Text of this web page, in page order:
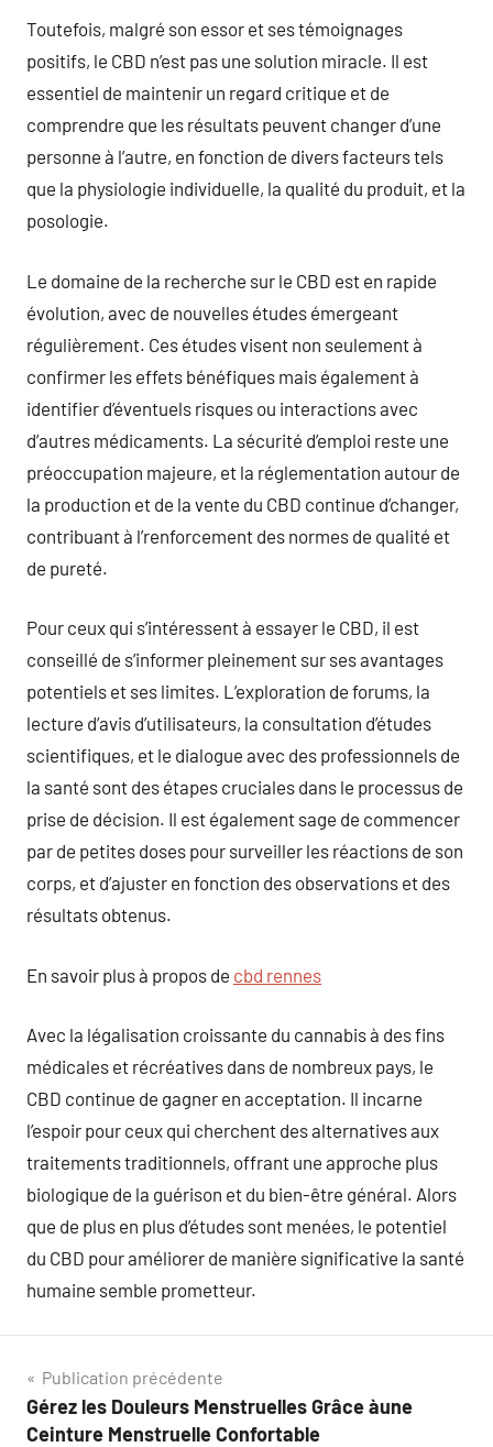
Toutefois, malgré son essor et ses témoignages
positifs, le CBD n’est pas une solution miracle. Il est
essentiel de maintenir un regard critique et de
comprendre que les résultats peuvent changer d’une
personne à l’autre, en fonction de divers facteurs tels
que la physiologie individuelle, la qualité du produit, et la
posologie.
Le domaine de la recherche sur le CBD est en rapide
évolution, avec de nouvelles études émergeant
régulièrement. Ces études visent non seulement à
confirmer les effets bénéfiques mais également à
identifier d’éventuels risques ou interactions avec
d’autres médicaments. La sécurité d’emploi reste une
préoccupation majeure, et la réglementation autour de
la production et de la vente du CBD continue d’changer,
contribuant à l’renforcement des normes de qualité et
de pureté.
Pour ceux qui s’intéressent à essayer le CBD, il est
conseillé de s’informer pleinement sur ses avantages
potentiels et ses limites. L’exploration de forums, la
lecture d’avis d’utilisateurs, la consultation d’études
scientifiques, et le dialogue avec des professionnels de
la santé sont des étapes cruciales dans le processus de
prise de décision. Il est également sage de commencer
par de petites doses pour surveiller les réactions de son
corps, et d’ajuster en fonction des observations et des
résultats obtenus.
En savoir plus à propos de cbd rennes
Avec la légalisation croissante du cannabis à des fins
médicales et récréatives dans de nombreux pays, le
CBD continue de gagner en acceptation. Il incarne
l’espoir pour ceux qui cherchent des alternatives aux
traitements traditionnels, offrant une approche plus
biologique de la guérison et du bien-être général. Alors
que de plus en plus d’études sont menées, le potentiel
du CBD pour améliorer de manière significative la santé
humaine semble prometteur.
Navigation
de
Publication précédente
Gérez les Douleurs Menstruelles Grâce àune
Ceinture Menstruelle Confortable